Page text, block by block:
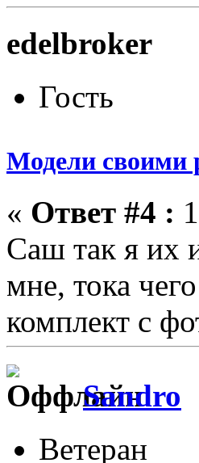
edelbroker
Гость
Модели своими
« Ответ #4 :
Саш так я их
мне, тока
комплект с
Sandro
Ветеран